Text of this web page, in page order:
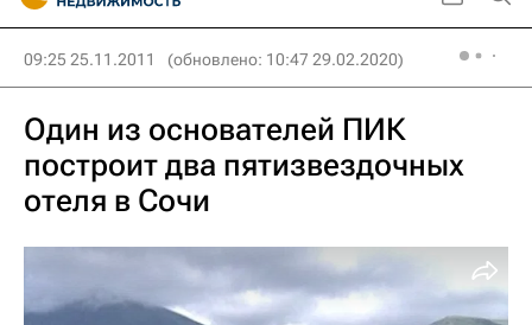
09:25 25.11.2011 (обновлено: 10:47 29.02.2020)
Один из основателей ПИК
построит два пятизвездочных
отеля в Сочи